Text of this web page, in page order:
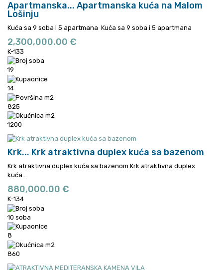
Apartmanska... Apartmanska kuća na Malom
Lošinju
Kuća sa 9 soba i 5 apartmana Kuća sa 9 soba i 5 apartmana
2,300,000.00 €
K-133
19
14
825
1200
Krk... Krk atraktivna duplex kuća sa bazenom
Krk atraktivna duplex kuća sa bazenom Krk atraktivna duplex
kuća...
880,000.00 €
K-134
10 soba
8
860